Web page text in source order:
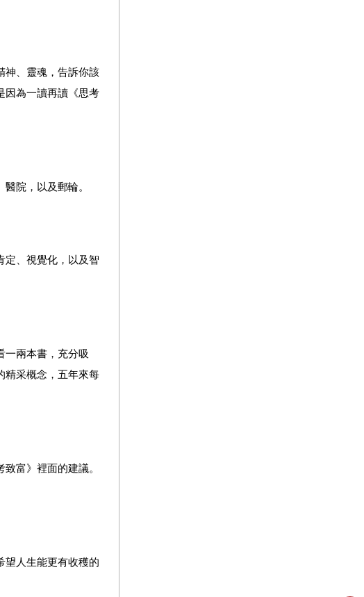
神、靈魂，告訴你該
因為一讀再讀《思考
院，以及郵輪。
定、視覺化，以及智
一兩本書，充分吸
精采概念，五年來每
富》裡面的建議。
望人生能更有收穫的